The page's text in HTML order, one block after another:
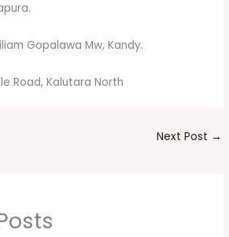
Gopalawa Mw, Kandy.
Road, Kalutara North
Next Post →